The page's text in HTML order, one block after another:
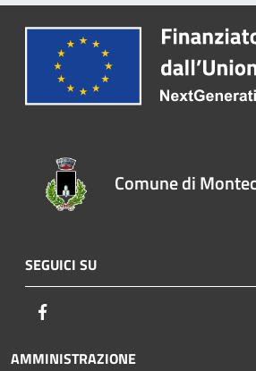
Comune di
SEGUICI SU
AMMINISTRAZIONE